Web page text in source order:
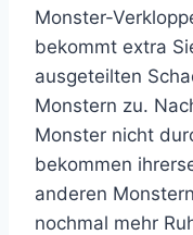
Monster-
bekommt extra
ausgeteilten
Monstern zu.
Monster nicht
bekommen
anderen
nochmal mehr